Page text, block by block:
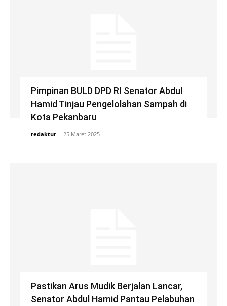
Pimpinan BULD DPD RI Senator Abdul
Hamid Tinjau Pengelolahan Sampah di
Kota Pekanbaru
redaktur - 25 Maret 2025
Pastikan Arus Mudik Berjalan Lancar,
Senator Abdul Hamid Pantau Pelabuhan